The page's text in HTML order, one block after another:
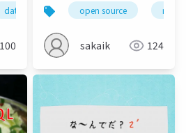
database gis mysql
め
open source mysql
sakaik 124